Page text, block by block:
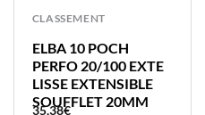
CLASSEMENT
ELBA 10 POCH
PERFO 20/100 EXTE
LISSE EXTENSIBLE
SOUFFLET 20MM
35,38€